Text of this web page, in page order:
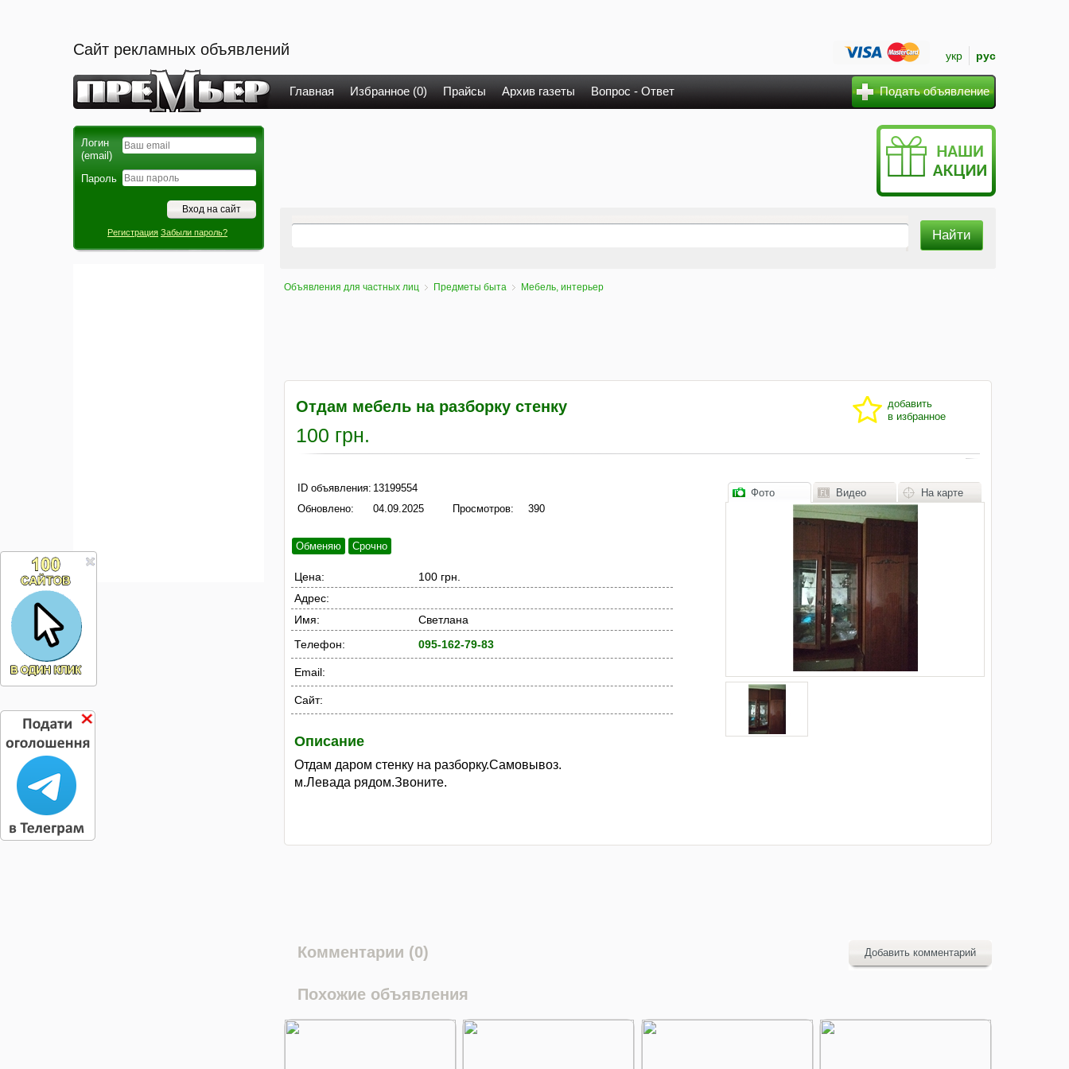
Сайт рекламных объявлений укр рус
Главная Избранное (0) Прайсы Архив газеты Вопрос - Ответ Подать объявление
Логин
(email)
Пароль
Регистрация Забыли пароль?
Объявления для частных лиц Предметы быта Мебель, интерьер
Отдам мебель на разборку стенку
добавить
в избранное
100 грн.
ID объявления: 13199554
Обновлено:
04.09.2025 Просмотров: 390
Обменяю Срочно
Цена:
100 грн.
Адрес:
Имя:
Светлана
Телефон:
095-162-79-83
Email:
Сайт:
Описание
Отдам даром стенку на разборку.Самовывоз.
м.Левада рядом.Звоните.
Фото Видео На карте
Комментарии (0) Добавить комментарий
Похожие объявления